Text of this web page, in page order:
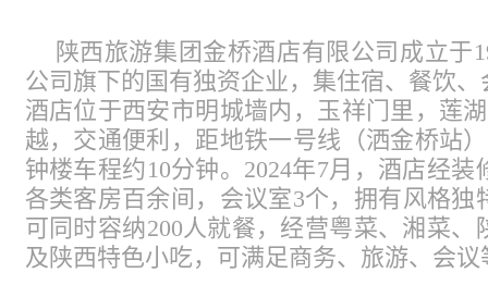
陕西旅游集团金桥酒店有限公司成立于
公司旗下的国有独资企业，集住宿、餐饮
酒店位于西安市明城墙内，玉祥门里，莲
越，交通便利，距地铁一号线（洒金桥站
钟楼车程约10分钟。2024年7月，酒店经
各类客房百余间，会议室3个，拥有风格独
可同时容纳200人就餐，经营粤菜、湘菜
及陕西特色小吃，可满足商务、旅游、会